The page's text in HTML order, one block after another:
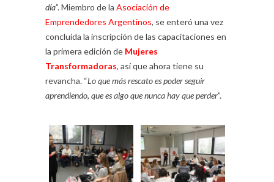
día”. Miembro de la Asociación de
Emprendedores Argentinos, se enteró una vez
concluida la inscripción de las capacitaciones en
la primera edición de Mujeres
Transformadoras, así que ahora tiene su
revancha. “Lo que más rescato es poder seguir
aprendiendo, que es algo que nunca hay que perder”.